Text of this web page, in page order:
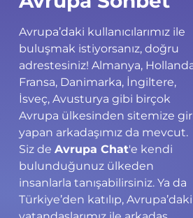
Avrupa’daki kullanıcılarımız ile
buluşmak istiyorsanız, doğru
adrestesiniz! Almanya,
Fransa, Danimarka, İngiltere,
İsveç, Avusturya gibi birçok
Avrupa ülkesinden sitemize
yapan arkadaşımız da mevcut.
Siz de Avrupa Chat'e kendi
bulunduğunuz ülkeden
insanlarla tanışabilirsiniz. Ya da
Türkiye’den katılıp, Avrupa’daki